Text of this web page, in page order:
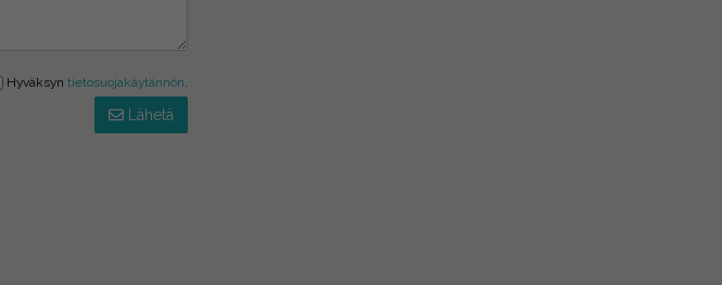
Hyväksyn tietosuojakäytännön.
Lähetä